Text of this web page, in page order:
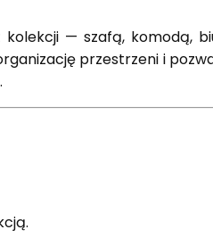
kolekcji — szafą, komodą,
przestrzeni i
.